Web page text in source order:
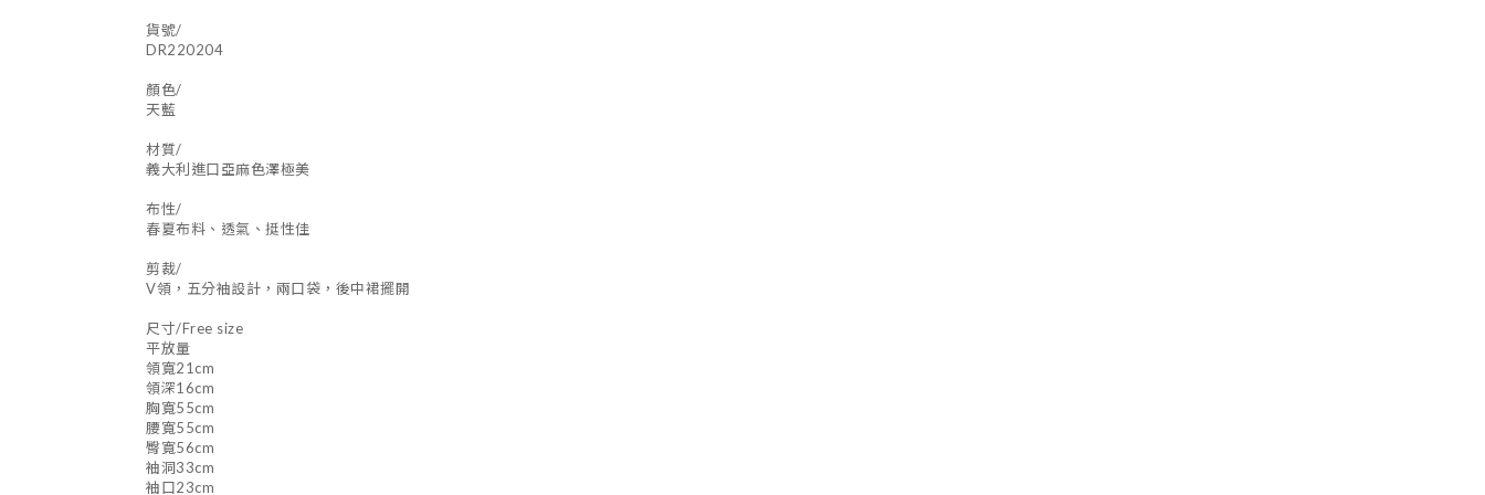
貨號/
DR220204
顏色/
天藍
材質/
義大利進口亞麻色澤極美
布性/
春夏布料、透氣、挺性佳
剪裁/
V領，五分袖設計，兩口袋，後中裙擺開
尺寸/Free size
平放量
領寬21cm
領深16cm
胸寬55cm
腰寬55cm
臀寬56cm
袖洞33cm
袖口23cm